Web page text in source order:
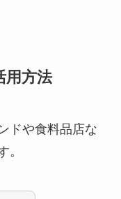
用方法
ドや食料品店な
。